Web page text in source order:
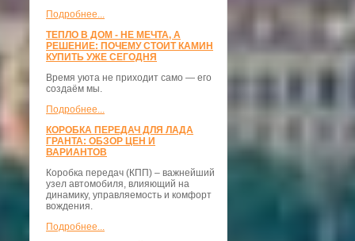
Подробнее...
ТЕПЛО В ДОМ - НЕ МЕЧТА, А
РЕШЕНИЕ: ПОЧЕМУ СТОИТ КАМИН
КУПИТЬ УЖЕ СЕГОДНЯ
Время уюта не приходит само — его
создаём мы.
Подробнее...
КОРОБКА ПЕРЕДАЧ ДЛЯ ЛАДА
ГРАНТА: ОБЗОР ЦЕН И
ВАРИАНТОВ
Коробка передач (КПП) – важнейший
узел автомобиля, влияющий на
динамику, управляемость и комфорт
вождения.
Подробнее...